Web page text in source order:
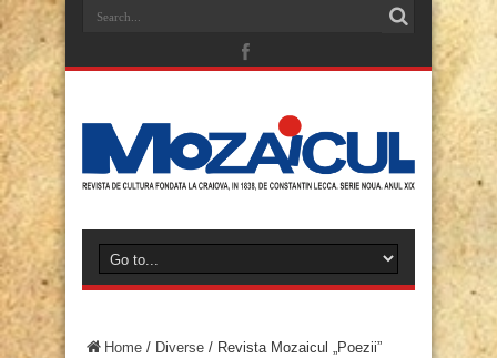
Home / Diverse / Revista Mozaicul „Poezii”